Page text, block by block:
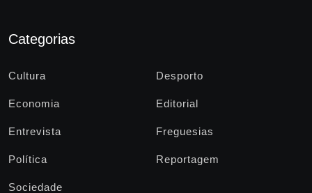
Categorias
Cultura Desporto
Economia Editorial
Entrevista Freguesias
Política Reportagem
Sociedade